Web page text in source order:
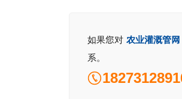
如果您对 农业灌溉管网
系。